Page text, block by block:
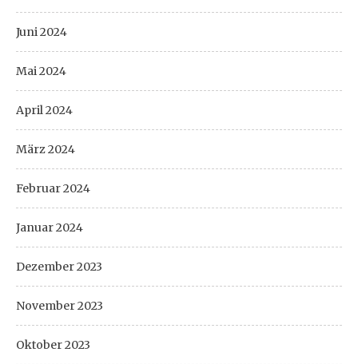
Juni 2024
Mai 2024
April 2024
März 2024
Februar 2024
Januar 2024
Dezember 2023
November 2023
Oktober 2023